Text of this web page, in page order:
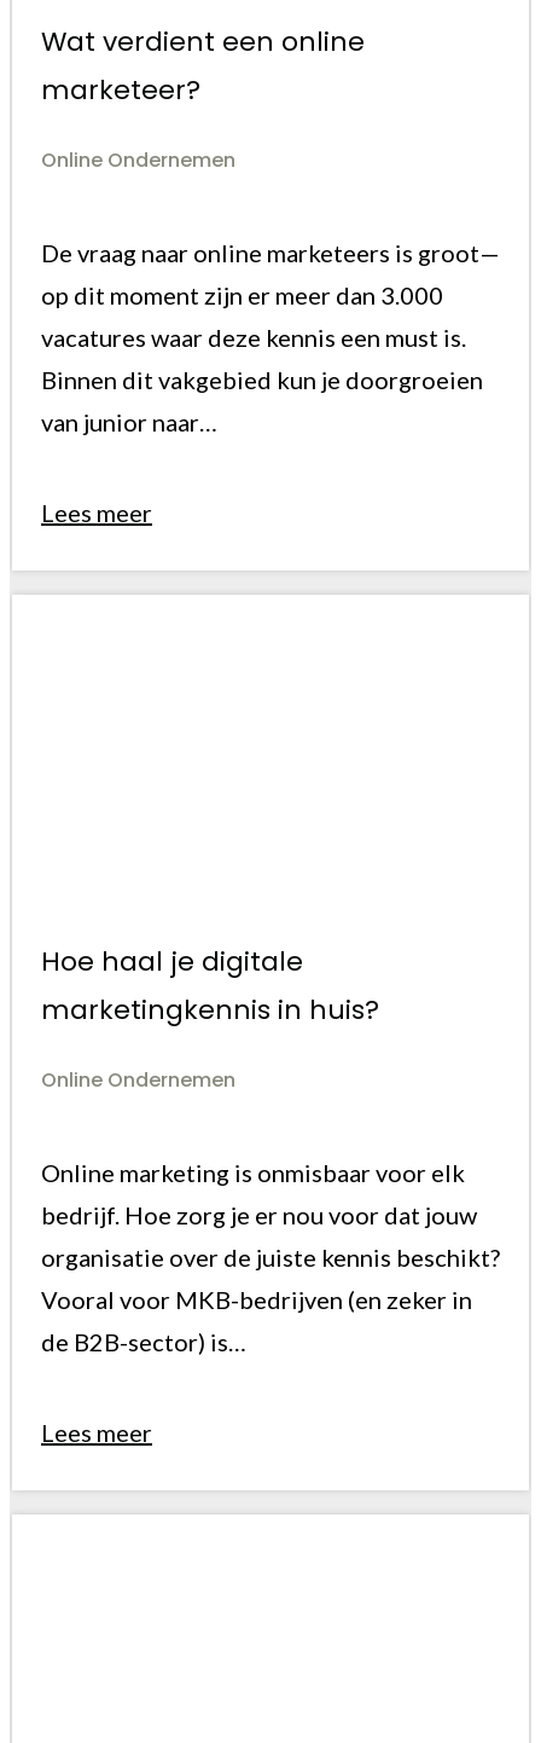
Wat verdient een online
marketeer?
Online Ondernemen
De vraag naar online marketeers is groot—
op dit moment zijn er meer dan 3.000
vacatures waar deze kennis een must is.
Binnen dit vakgebied kun je doorgroeien
van junior naar…
Lees meer
Hoe haal je digitale
marketingkennis in huis?
Online Ondernemen
Online marketing is onmisbaar voor elk
bedrijf. Hoe zorg je er nou voor dat jouw
organisatie over de juiste kennis beschikt?
Vooral voor MKB-bedrijven (en zeker in
de B2B-sector) is…
Lees meer